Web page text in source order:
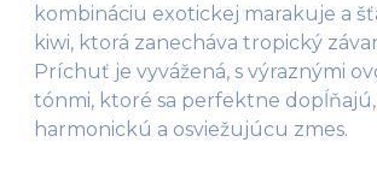
kombináciu exotickej marakuje a
kiwi, ktorá zanecháva tropický
Príchuť je vyvážená, s výraznými
tónmi, ktoré sa perfektne
harmonickú a osviežujúcu zmes.